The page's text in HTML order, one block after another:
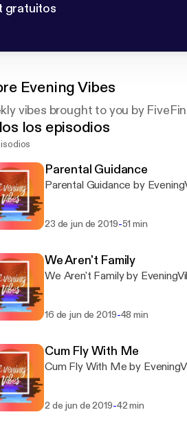
gratuitos
Evening Vibes
vibes brought to you by
los episodios
Parental Guidance
Parental Guidance by
23 de jun de 2019-51 min
We Aren't Family
We Aren't Family by
16 de jun de 2019-48 min
Cum Fly With Me
Cum Fly With Me by
2 de jun de 2019-42 min